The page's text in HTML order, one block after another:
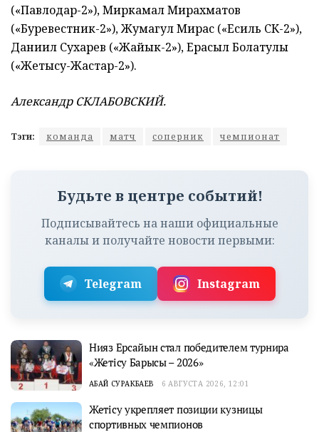
(«Павлодар-2»), Миркамал Мирахматов
(«Буревестник-2»), Жумагул Мирас («Есиль СК-2»),
Даниил Сухарев («Жайык-2»), Ерасыл Болатулы
(«Жетысу-Жастар-2»).
Александр СКЛАБОВСКИЙ.
Тэги: команда матч соперник чемпионат
Будьте в центре событий!
Подписывайтесь на наши официальные
каналы и получайте новости первыми:
Telegram Instagram
Нияз Ерсайын стал победителем турнира
«Жетісу Барысы – 2026»
АБАЙ СУРАКБАЕВ 6 АВГУСТА 2026, 12:01
Жетісу укрепляет позиции кузницы
спортивных чемпионов